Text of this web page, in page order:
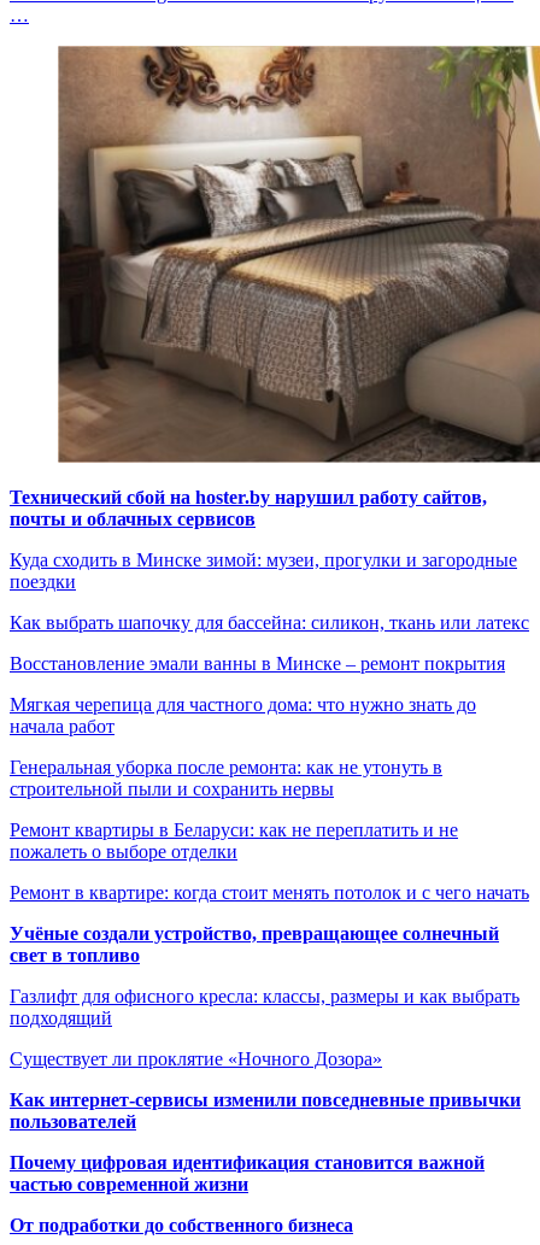
…
Технический сбой на hoster.by нарушил работу сайтов,
почты и облачных сервисов
Куда сходить в Минске зимой: музеи, прогулки и загородные
поездки
Как выбрать шапочку для бассейна: силикон, ткань или латекс
Восстановление эмали ванны в Минске – ремонт покрытия
Мягкая черепица для частного дома: что нужно знать до
начала работ
Генеральная уборка после ремонта: как не утонуть в
строительной пыли и сохранить нервы
Ремонт квартиры в Беларуси: как не переплатить и не
пожалеть о выборе отделки
Ремонт в квартире: когда стоит менять потолок и с чего начать
Учёные создали устройство, превращающее солнечный
свет в топливо
Газлифт для офисного кресла: классы, размеры и как выбрать
подходящий
Существует ли проклятие «Ночного Дозора»
Как интернет-сервисы изменили повседневные привычки
пользователей
Почему цифровая идентификация становится важной
частью современной жизни
От подработки до собственного бизнеса